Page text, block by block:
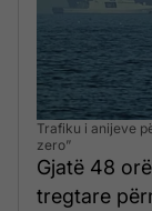
Trafiku i anijeve
zero”
Gjatë 48
tregtare